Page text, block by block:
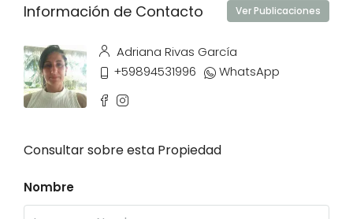
Información de Contacto Ver Publicaciones
Adriana Rivas García
+59894531996
WhatsApp
Consultar sobre esta Propiedad
Nombre